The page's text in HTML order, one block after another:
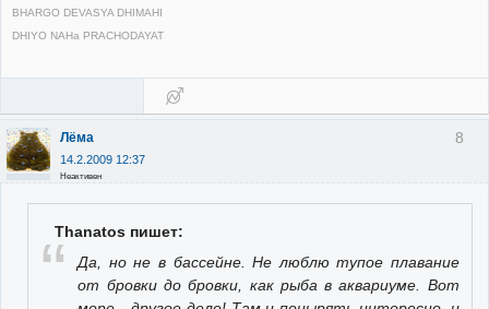
BHARGO DEVASYA DHIMAHI
DHIYO NAHa PRACHODAYAT
8
Лёма
14.2.2009 12:37
Неактивен
Thanatos пишет:
Да, но не в бассейне. Не люблю тупое плавание
от бровки до бровки, как рыба в аквариуме. Вот